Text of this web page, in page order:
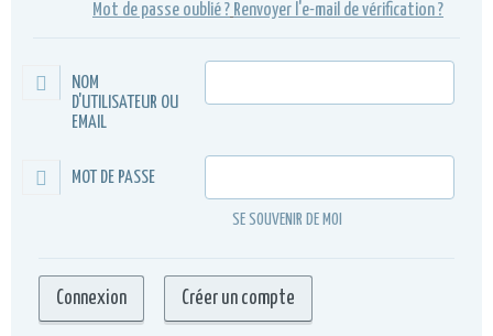
Mot de passe oublié ? Renvoyer l'e-mail de vérification ?
NOM
D'UTILISATEUR OU
EMAIL
MOT DE PASSE
SE SOUVENIR DE MOI